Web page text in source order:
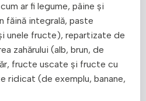
ar fi legume, pâine și
făină integrală, paste
unele fructe), repartizate de
zahărului (alb, brun, de
fructe uscate și fructe cu
ridicat (de exemplu, banane,